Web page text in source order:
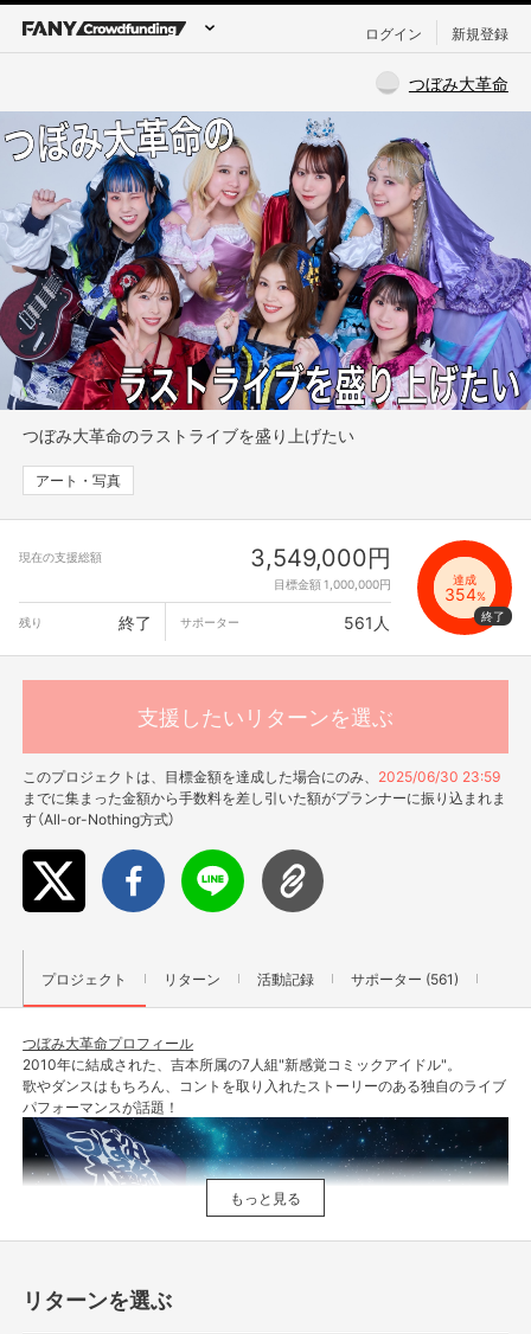
ログイン 新規登録
つぼみ大革命
つぼみ大革命のラストライブを盛り上げたい
アート・写真
現在の支援総額 3,549,000円
目標金額 1,000,000円 達成
354%
残り
終了 サポーター 561人
支援したいリターンを選ぶ
このプロジェクトは、目標金額を達成した場合にのみ、 2025/06/30 23:59
までに集まった金額から手数料を差し引いた額がプランナーに振り込まれま
す（All-or-Nothing方式）
プロジェクト リターン 活動記録 サポーター (561)
つぼみ大革命プロフィール
2010年に結成された、吉本所属の7人組"新感覚コミックアイドル"。
歌やダンスはもちろん、コントを取り入れたストーリーのある独自のライブ
パフォーマンスが話題！
もっと見る
リターンを選ぶ